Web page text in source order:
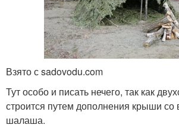
Взято с sadovodu.com
Тут особо и писать нечего, так как
строится путем дополнения крыши со
шалаша.